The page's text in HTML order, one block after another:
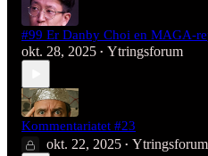
#99 Er Danby Choi en MAGA-
okt. 28, 2025 • Ytringsforum
Kommentariatet #23
okt. 22, 2025 • Ytringsforum